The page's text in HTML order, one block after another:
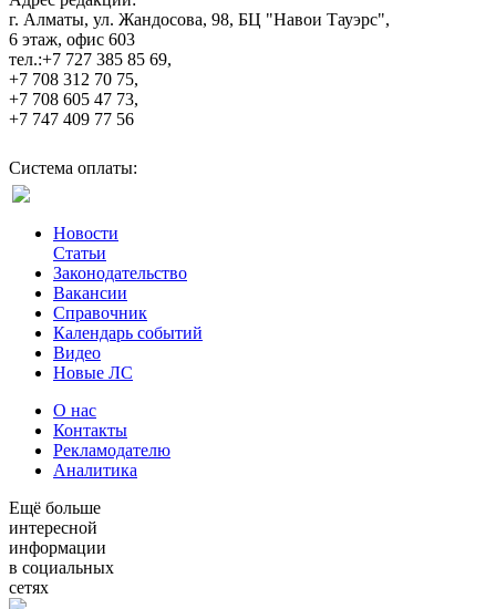
г. Алматы, ул. Жандосова, 98, БЦ "Навои Тауэрс",
6 этаж, офис 603
тел.:+7 727 385 85 69,
+7 708 312 70 75,
+7 708 605 47 73,
+7 747 409 77 56
Система оплаты:
Новости
Статьи
Законодательство
Вакансии
Справочник
Календарь событий
Видео
Новые ЛС
О нас
Контакты
Рекламодателю
Аналитика
Ещё больше
интересной
информации
в социальных
сетях